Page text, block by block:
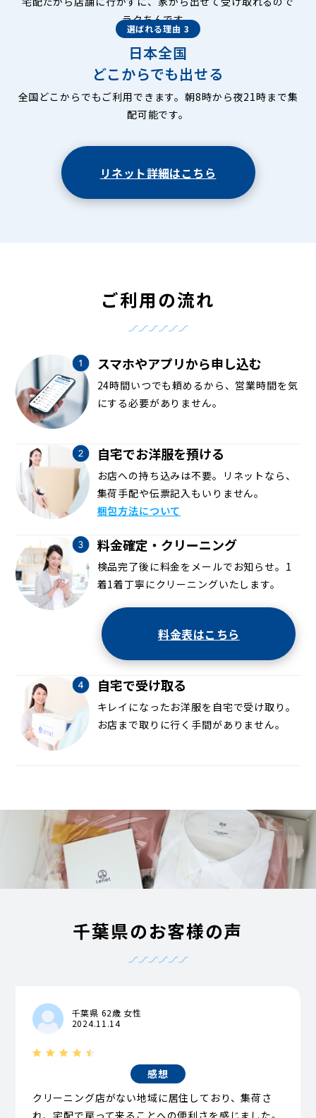
ラクちんです。
選ばれる理由 3
日本全国
どこからでも出せる
全国どこからでもご利用できます。朝8時から夜21時まで集
配可能です。
リネット詳細はこちら
ご利用の流れ
スマホやアプリから申し込む
24時間いつでも頼めるから、営業時間を気
にする必要がありません。
自宅でお洋服を預ける
お店への持ち込みは不要。リネットなら、
集荷手配や伝票記入もいりません。
梱包方法について
料金確定・クリーニング
検品完了後に料金をメールでお知らせ。1
着1着丁寧にクリーニングいたします。
料金表はこちら
自宅で受け取る
キレイになったお洋服を自宅で受け取り。
お店まで取りに行く手間がありません。
千葉県のお客様の声
千葉県 62歳 女性
2024.11.14
感想
クリーニング店がない地域に居住しており、集荷さ